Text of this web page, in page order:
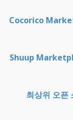
Cocorico
Shuup
최상위 오픈